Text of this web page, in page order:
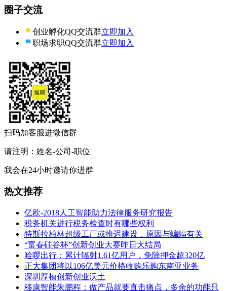
圈子交流
创业孵化QQ交流群立即加入
职场求职QQ交流群立即加入
扫码加客服进微信群
请注明：姓名-公司-职位
我会在24小时邀请你进群
热文推荐
亿欧-2018人工智能助力法律服务研究报告
税务机关进行税务检查时有哪些权利
特斯拉柏林超级工厂或推迟建设，原因与蝙蝠有关
“富春硅谷杯”创新创业大赛昨日大结局
哈啰出行：累计辐射1.61亿用户，免除押金超320亿
正大集团将以106亿美元价格收购乐购东南亚业务
深圳厚植创新创业沃土
移康智能朱鹏程：做产品就要直击痛点，多余的功能只